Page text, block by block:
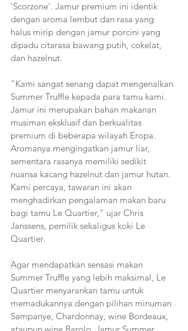
'Scorzone'. Jamur premium ini identik
dengan aroma lembut dan rasa yang
halus mirip dengan jamur porcini yang
dipadu citarasa bawang putih, cokelat,
dan hazelnut.
“Kami sangat senang dapat mengenalkan
Summer Truffle kepada para tamu kami.
Jamur ini merupakan bahan makanan
musiman eksklusif dan berkualitas
premium di beberapa wilayah Eropa.
Aromanya mengingatkan jamur liar,
sementara rasanya memiliki sedikit
nuansa kacang hazelnut dan jamur hutan.
Kami percaya, tawaran ini akan
menghadirkan pengalaman makan baru
bagi tamu Le Quartier,” ujar Chris
Janssens, pemilik sekaligus koki Le
Quartier.
Agar mendapatkan sensasi makan
Summer Truffle yang lebih maksimal, Le
Quartier menyarankan tamu untuk
memadukannya dengan pilihan minuman
Sampanye, Chardonnay, wine Bordeaux,